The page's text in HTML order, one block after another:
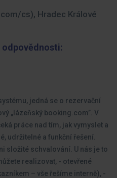
cs), Hradec Králové
odpovědnosti:
jedná se o rezervační
„lázeňský booking.com”. V
práce nad tím, jak vymyslet a
udržitelné a funkční řešení.
složité schvalování. U nás je to
realizovat, - otevřené
– vše řešíme interně), -